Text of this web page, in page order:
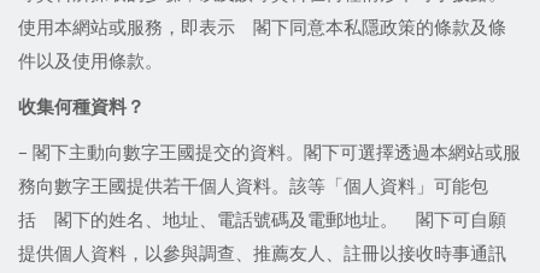
使用本網站或服務，即表示 閣下同意本私隱政策的條款及條
件以及使用條款。
收集何種資料 ？
– 閣下主動向數字王國提交的資料。閣下可選擇透過本網站或服
務向數字王國提供若干個人資料。該等「個人資料」可能包
括 閣下的姓名、地址、電話號碼及電郵地址。 閣下可自願
提供個人資料，以參與調查、推薦友人、註冊以接收時事通訊